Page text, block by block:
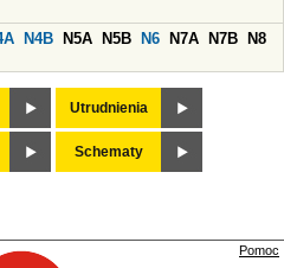
N4B N5A N5B N6 N7A N7B
N8
Utrudnienia
Schematy
Pomoc